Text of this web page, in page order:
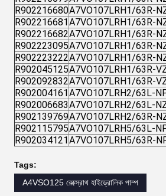
R902216680A7VO107LRH1/63R-
R902216681A7VO107LRH1/63R-
R902216682A7VO107LRH1/63R-
R902223095A7VO107LRH1/63R-
R902223222A7VO107LRH1/63R-
R902045125A7VO107LRH1/63R-
R902092832A7VO107LRH1/63R-
R902004161A7VO107LRH2/63L-
R902006683A7VO107LRH2/63L-
R902139769A7VO107LRH2/63R-
R902115795A7VO107LRH5/63L-
R902034121A7VO107LRH5/63R-
Tags:
A4VSO125 রেক্স্রোথ হাইড্রোলিক পাম্প